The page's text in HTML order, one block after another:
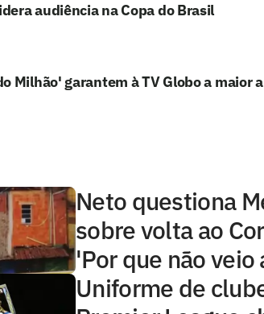
audiência na Copa do Brasil
Milhão' garantem à TV Globo a maior
Neto questiona
sobre volta ao
'Por que não veio
Uniforme de